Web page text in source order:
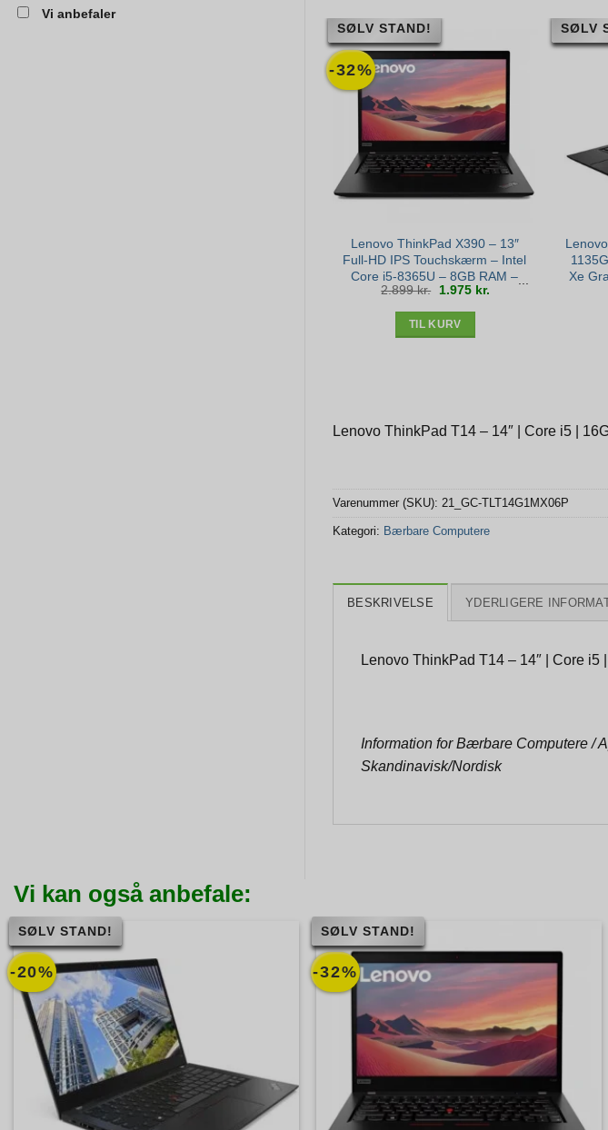
Vi anbefaler
-32%
SØLV STAND!
Lenovo ThinkPad X390 – 13″
Full-HD IPS Touchskærm – Intel
Core i5-8365U – 8GB RAM –
256GB NVME SSD – Win 11 –
Sølv stand
2.899kr. Den
oprindelige
pris
1.975 kr.aktuelle
pris
TIL KURV
SØLV
Xe
Lenovo ThinkPad T14 – 14″ | Core i5 |
Varenummer (SKU): 21_GC-TLT14G1MX06P
Kategori: Bærbare Computere
BESKRIVELSE YDERLIGERE
Lenovo ThinkPad T14 – 14″ | Core i5
Information for Bærbare Computere /
Skandinavisk/Nordisk
Vi kan også anbefale:
-20%
SØLV STAND!
-32%
SØLV STAND!